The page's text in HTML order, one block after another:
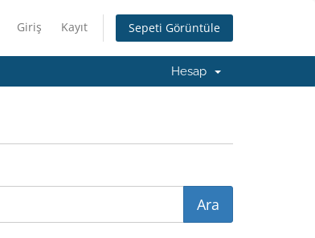
Giriş Kayıt Sepeti Görüntüle
Hesap